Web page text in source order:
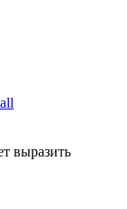
выразить